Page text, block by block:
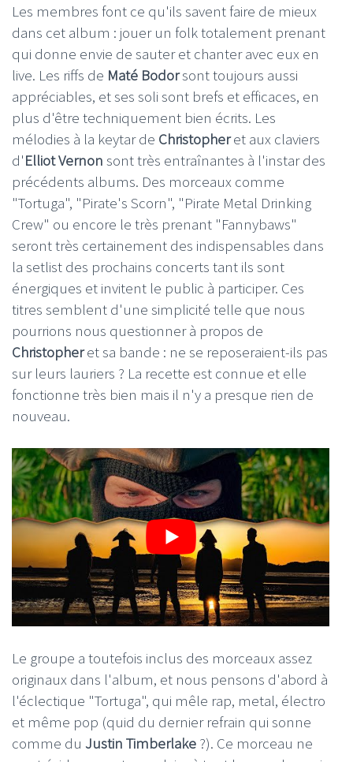
Les membres font ce qu'ils savent faire de mieux
dans cet album : jouer un folk totalement prenant
qui donne envie de sauter et chanter avec eux en
live. Les riffs de Maté Bodorsont toujours aussi
appréciables, et ses soli sont brefs et efficaces, en
plus d'être techniquement bien écrits. Les
mélodies à la keytar de Christopheret aux claviers
d'Elliot Vernon sont très entraînantes à l'instar des
précédents albums. Des morceaux comme
"Tortuga", "Pirate's Scorn", "Pirate Metal Drinking
Crew" ou encore le très prenant "Fannybaws"
seront très certainement des indispensables dans
la setlist des prochains concerts tant ils sont
énergiques et invitent le public à participer. Ces
titres semblent d'une simplicité telle que nous
pourrions nous questionner à propos de
Christopheret sa bande : ne se reposeraient-ils pas
sur leurs lauriers ? La recette est connue et elle
fonctionne très bien mais il n'y a presque rien de
nouveau.
Le groupe a toutefois inclus des morceaux assez
originaux dans l'album, et nous pensons d'abord à
l'éclectique "Tortuga", qui mêle rap, metal, électro
et même pop (quid du dernier refrain qui sonne
comme du Justin Timberlake ?). Ce morceau ne